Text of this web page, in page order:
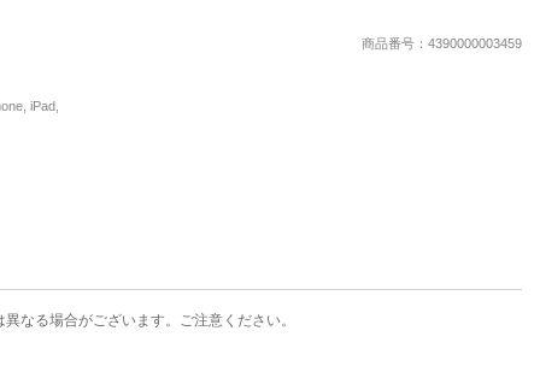
推し楽商品番号：4390000003459
iPad,
なる場合がございます。ご注意ください。